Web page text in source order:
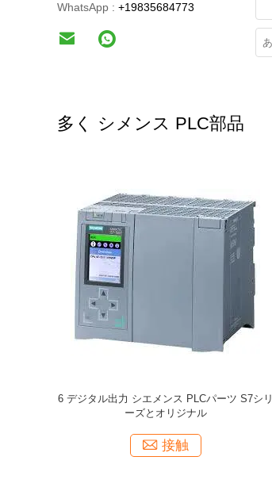
WhatsApp : +19835684773
多く シメンス PLC部品
6 デジタル出力 シエメンス PLCパーツ S7シリ
ーズとオリジナル
接触